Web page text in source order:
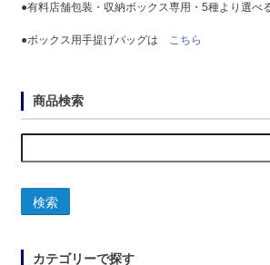
●有料店舗包装・収納ボックス専用・5種より選べ
●ボックス用手提げバッグは こちら
商品検索
検索
カテゴリーで探す